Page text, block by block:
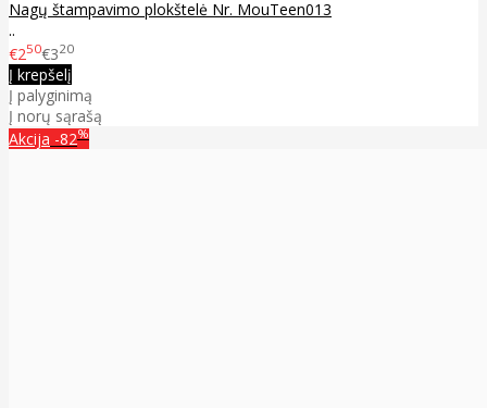
Nagų štampavimo plokštelė Nr. MouTeen013
..
€250€320
Į krepšelį
Į palyginimą
Į norų sąrašą
Akcija -82%